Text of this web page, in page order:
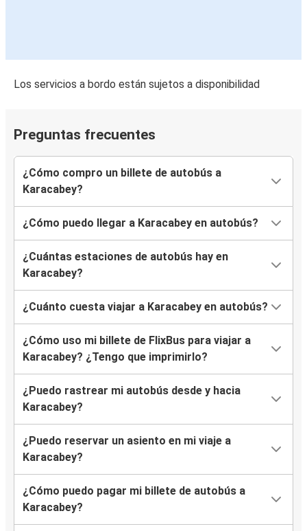
Los servicios a bordo están sujetos a disponibilidad
Preguntas frecuentes
¿Cómo compro un billete de autobús a
Karacabey?
¿Cómo puedo llegar a Karacabey en autobús?
¿Cuántas estaciones de autobús hay en
Karacabey?
¿Cuánto cuesta viajar a Karacabey en autobús?
¿Cómo uso mi billete de FlixBus para viajar a
Karacabey? ¿Tengo que imprimirlo?
¿Puedo rastrear mi autobús desde y hacia
Karacabey?
¿Puedo reservar un asiento en mi viaje a
Karacabey?
¿Cómo puedo pagar mi billete de autobús a
Karacabey?